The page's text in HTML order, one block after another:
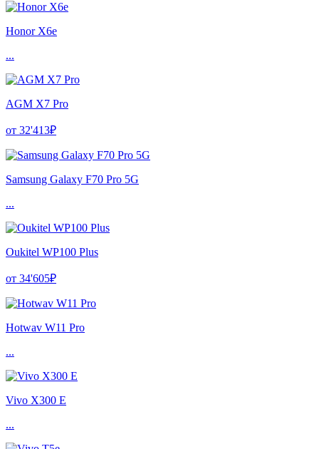
Honor X6e
...
AGM X7 Pro
от 32'413₽
Samsung Galaxy F70 Pro 5G
...
Oukitel WP100 Plus
от 34'605₽
Hotwav W11 Pro
...
Vivo X300 E
...